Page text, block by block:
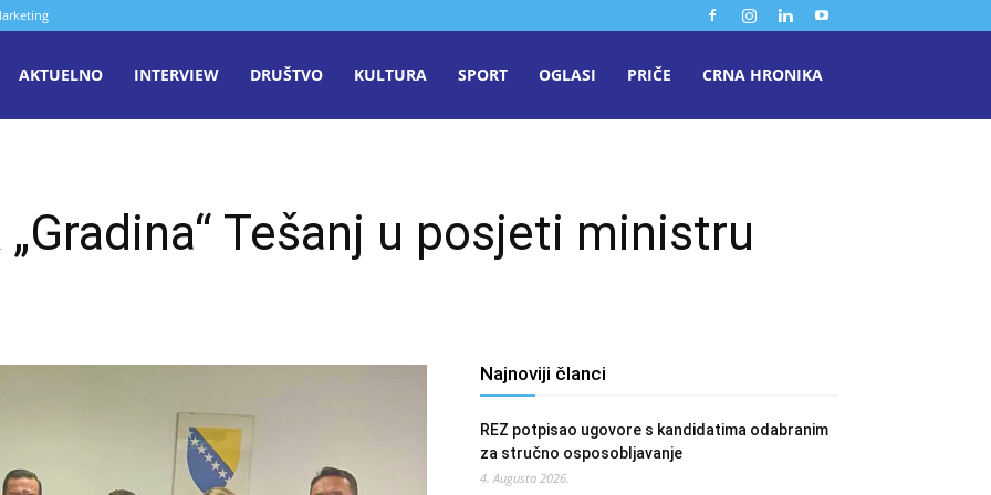
AKTUELNO INTERVIEW DRUŠTVO KULTURA SPORT OGLASI PRIČE CRNA HRONIKA
Tešanj u posjeti ministru
Najnoviji članci
REZ potpisao ugovore s kandidatima odabranim
za stručno osposobljavanje
4. Augusta 2026.